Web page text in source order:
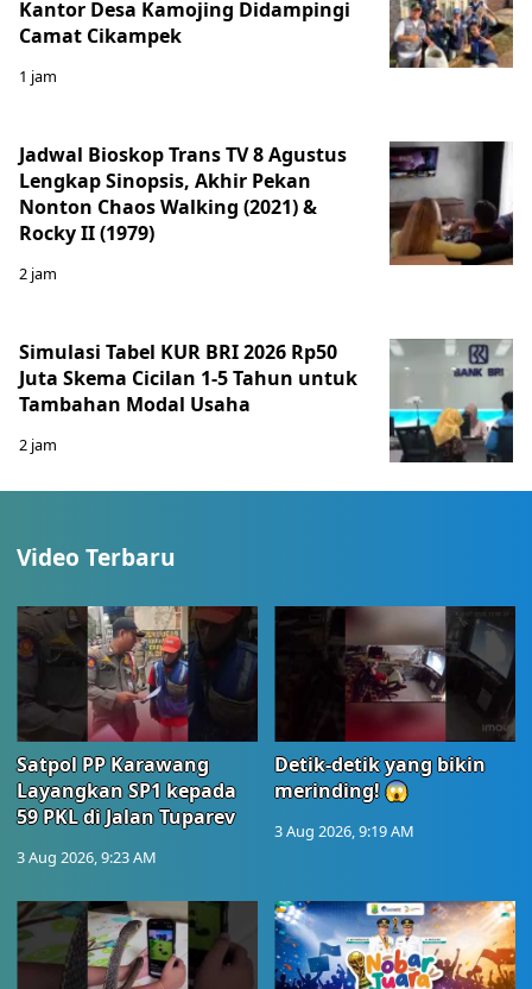
Kantor Desa Kamojing Didampingi
Camat Cikampek
1 jam
Jadwal Bioskop Trans TV 8 Agustus
Lengkap Sinopsis, Akhir Pekan
Nonton Chaos Walking (2021) &
Rocky II (1979)
2 jam
Simulasi Tabel KUR BRI 2026 Rp50
Juta Skema Cicilan 1-5 Tahun untuk
Tambahan Modal Usaha
2 jam
Video Terbaru
Satpol PP Karawang
Layangkan SP1 kepada
59 PKL di Jalan Tuparev
3 Aug 2026, 9:23 AM
Detik-detik yang bikin
merinding! 😱
3 Aug 2026, 9:19 AM